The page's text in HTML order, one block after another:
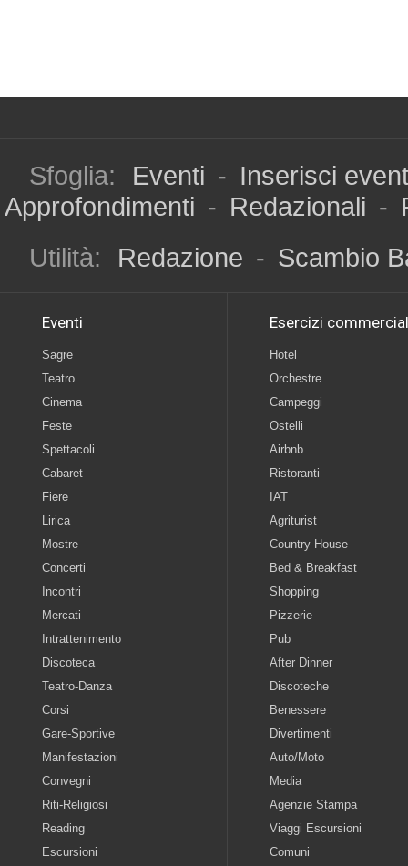
Sfoglia: Eventi - Inserisci
Approfondimenti - Redazionali -
Utilità:
Redazione - Scambio
Eventi
Sagre
Teatro
Cinema
Feste
Spettacoli
Cabaret
Fiere
Lirica
Mostre
Concerti
Incontri
Mercati
Intrattenimento
Discoteca
Teatro-Danza
Corsi
Gare-Sportive
Manifestazioni
Convegni
Riti-Religiosi
Reading
Escursioni
Esercizi
Hotel
Orchestre
Campeggi
Ostelli
Airbnb
Ristoranti
IAT
Agriturist
Country House
Bed & Breakfast
Shopping
Pizzerie
Pub
After Dinner
Discoteche
Benessere
Divertimenti
Auto/Moto
Media
Agenzie Stampa
Viaggi Escursioni
Comuni